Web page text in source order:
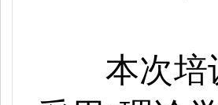
本次培